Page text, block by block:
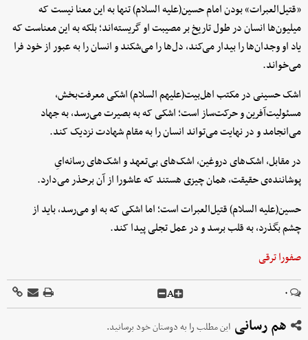
«قتیل‌العبرات» بودن امام حسین(علیه السلام) تنها به این معنا نیست که
میلیون‌ها انسان در طول تاریخ بر مصیبت او گریسته‌اند؛ بلکه به این معناست که
یاد او وجدان‌ها را بیدار می‌کند، دل‌ها را می‌شکند و انسان را به عبور از خود فرا
می‌خواند.
اشک حسینی در مکتب اهل‌بیت(علیهم السلام) اشکی معرفت‌بخش،
مسئولیت‌آفرین و حرکت‌ساز است؛ اشکی که به بصیرت می‌رسد، به جهاد
می‌انجامد و در نهایت می‌تواند انسان را به مقام شهادت نزدیک کند.
در مقابل، اشک‌های دروغین، اشک‌های بی‌تعهد و اشک‌های رسانه‌ایِ
پوشاننده‌ی حقیقت، همان چیزی هستند که عاشورا از آن برحذر می‌دارد.
حسین(علیه السلام) قتیل‌العبرات است؛ اما اشکی که به او می‌رسد، باید از
چشم بگذرد، به قلب برسد و در عمل تجلی پیدا کند.
صفورا ترقی
۰ A
هم رسانی این مطلب را به دوستان خود برسانید.